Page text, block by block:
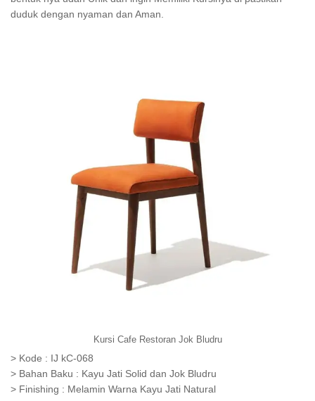
duduk dengan nyaman dan Aman.
Kursi Cafe Restoran Jok Bludru
> Kode : IJ kC-068
> Bahan Baku : Kayu Jati Solid dan Jok Bludru
> Finishing : Melamin Warna Kayu Jati Natural